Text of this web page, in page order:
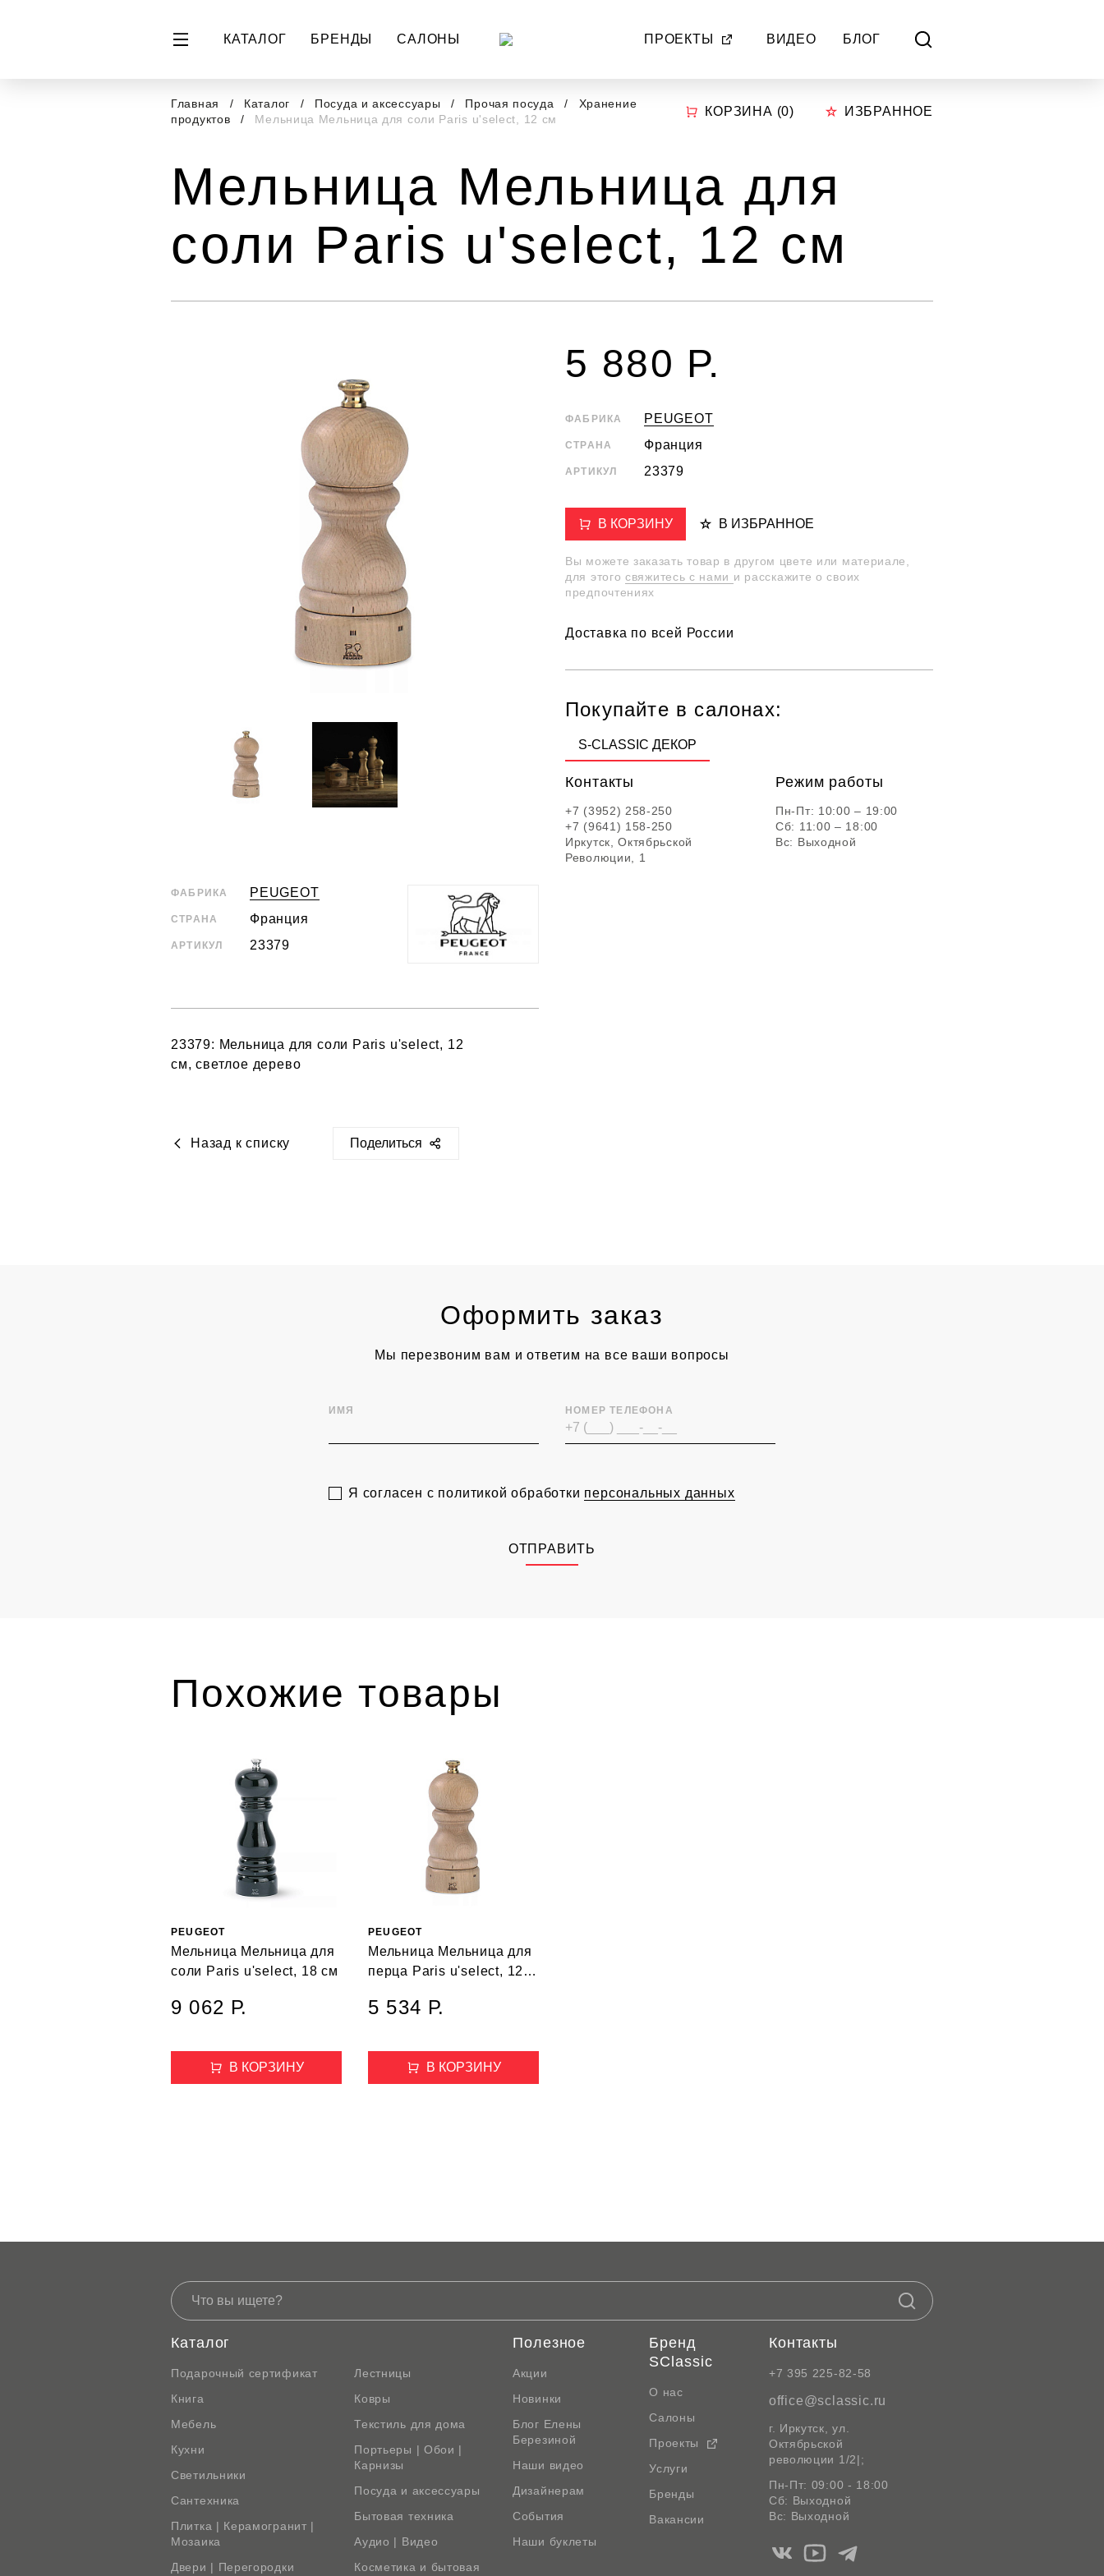
КАТАЛОГ БРЕНДЫ САЛОНЫ ПРОЕКТЫ ВИДЕО БЛОГ
Главная Каталог Посуда и аксессуары Прочая посуда
Хранение
продуктов
Мельница Мельница для соли Paris u'select, 12 см
КОРЗИНА (0) ИЗБРАННОЕ
Мельница Мельница для
соли Paris u'select, 12 см
ФАБРИКА PEUGEOT
СТРАНА Франция
АРТИКУЛ 23379
23379: Мельница для соли Paris u'select, 12
см, светлое дерево
5 880 Р.
ФАБРИКА PEUGEOT
СТРАНА Франция
АРТИКУЛ 23379
В КОРЗИНУ В ИЗБРАННОЕ
Вы можете заказать товар в другом цвете или материале,
для этого свяжитесь с нами и расскажите о своих
предпочтениях
Доставка по всей России
Покупайте в салонах:
S-CLASSIC ДЕКОР
Контакты
+7 (3952) 258-250
+7 (9641) 158-250
Иркутск, Октябрьской
Революции, 1
Режим работы
Пн-Пт: 10:00 – 19:00
Сб: 11:00 – 18:00
Вс: Выходной
Назад к списку
https://sclassic.ru/catalog/posuda/prochaya-
Поделиться
Оформить заказ
Мы перезвоним вам и ответим на все ваши вопросы
ИМЯ НОМЕР ТЕЛЕФОНА
Я согласен с политикой обработки персональных данных
ОТПРАВИТЬ
Похожие товары
PEUGEOT
Мельница Мельница для
соли Paris u'select, 18 см
9 062 Р.
В КОРЗИНУ
PEUGEOT
Мельница Мельница для
перца Paris u'select, 12
5 534 Р.
В КОРЗИНУ
Каталог
Подарочный сертификат
Книга
Мебель
Кухни
Светильники
Сантехника
Плитка | Керамогранит |
Мозаика
Двери | Перегородки
Лестницы
Ковры
Текстиль для дома
Портьеры | Обои |
Карнизы
Посуда и аксессуары
Бытовая техника
Аудио | Видео
Косметика и бытовая
Полезное
Акции
Новинки
Блог Елены
Березиной
Наши видео
Дизайнерам
События
Наши буклеты
Бренд
SClassic
О нас
Салоны
Проекты
Услуги
Бренды
Вакансии
Контакты
+7 395 225-82-58
office@sclassic.ru
г. Иркутск, ул.
Октябрьской
революции 1/2|;
Пн-Пт: 09:00 - 18:00
Сб: Выходной
Вс: Выходной
Мы
Мы
Мы